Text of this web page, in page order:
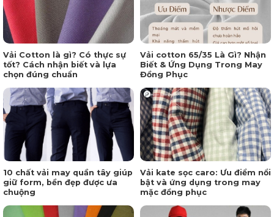
Vải Cotton là gì? Có thực sự
tốt? Cách nhận biết và lựa
chọn đúng chuẩn
Vải cotton 65/35 Là Gì? Nhận
Biết & Ứng Dụng Trong May
Đồng Phục
10 chất vải may quần tây giúp
giữ form, bền đẹp được ưa
chuộng
Vải kate sọc caro: Ưu điểm nổi
bật và ứng dụng trong may
mặc đồng phục